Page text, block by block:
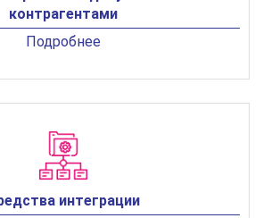
контрагентами
Подробнее
интеграции